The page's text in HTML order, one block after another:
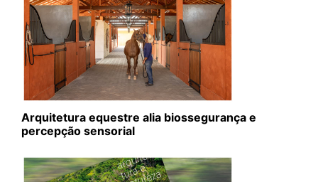
Arquitetura equestre alia biossegurança e
percepção sensorial